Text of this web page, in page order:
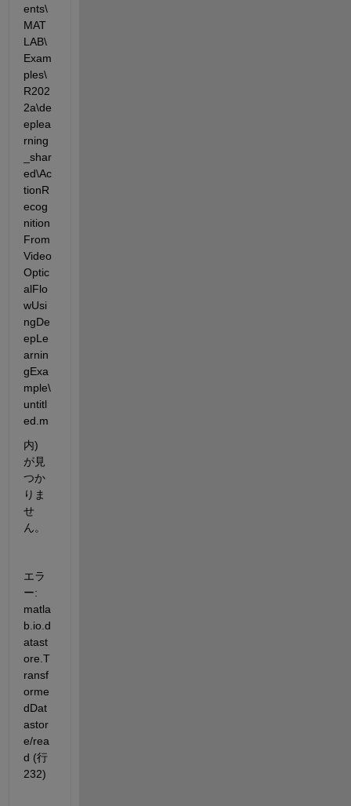
ents\
MAT
LAB\
Exam
ples\
R202
2a\de
eplea
rning
_shar
ed\Ac
tionR
ecog
nition
From
Video
Optic
alFlo
wUsi
ngDe
epLe
arnin
gExa
mple\
untitl
ed.m
内)
が見
つか
りま
せ
ん。
エラ
ー:
matla
b.io.d
atast
ore.T
ransf
orme
dDat
astor
e/rea
d (行
232)